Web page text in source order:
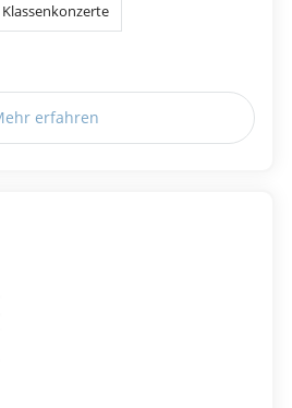
Klassenkonzerte
erfahren